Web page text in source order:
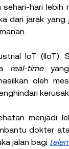
hari lebih
dari jarak yang
IoT (IIoT).
real-time yang
oleh
menjadi
dokter
jalan bagi